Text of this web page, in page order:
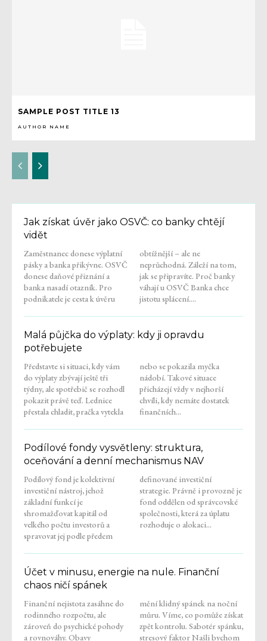
SAMPLE POST TITLE 13
AUTHOR NAME
Jak získat úvěr jako OSVČ: co banky chtějí
vidět
Zaměstnanec donese výplatní
pásky a banka přikývne. OSVČ
donese daňové přiznání a
banka nasadí otazník. Pro
podnikatele je cesta k úvěru
obtížnější – ale ne
neprůchodná. Záleží na tom,
jak se připravíte. Proč banky
váhají u OSVČ Banka chce
jistotu splácení....
Malá půjčka do výplaty: kdy ji opravdu
potřebujete
Představte si situaci, kdy vám
do výplaty zbývají ještě tři
týdny, ale spotřebič se rozhodl
pokazit právě teď. Lednice
přestala chladit, pračka vytekla
nebo se pokazila myčka
nádobí. Takové situace
přicházejí vždy v nejhorší
chvíli, kdy nemáte dostatek
finančních...
Podílové fondy vysvětleny: struktura,
oceňování a denní mechanismus NAV
Podílový fond je kolektivní
investiční nástroj, jehož
základní funkcí je
shromažďovat kapitál od
velkého počtu investorů a
spravovat jej podle předem
definované investiční
strategie. Právně i provozně je
fond oddělen od správcovské
společnosti, která za úplatu
rozhoduje o alokaci...
Účet v minusu, energie na nule. Finanční
chaos ničí spánek
Finanční nejistota zasáhne do
rodinného rozpočtu, ale
zároveň do psychické pohody
a rovnováhy. Obavy
mění klidný spánek na noční
můru. Víme, co pomůže získat
zpět kontrolu. Sabotér spánku,
stresový faktor Našli bychom